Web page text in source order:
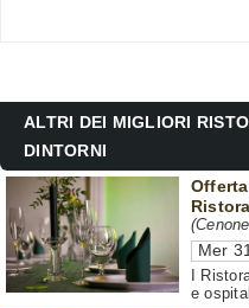
ALTRI DEI MIGLIORI
DINTORNI
Mer
I
e